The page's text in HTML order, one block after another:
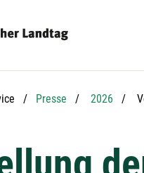
Presse 2026